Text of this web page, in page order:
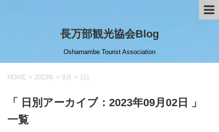
長万部観光協会Blog
Oshamambe Tourist Association
HOME > 2023年 > 9月 > 2日
「 日別アーカイブ：2023年09月02日 」
一覧